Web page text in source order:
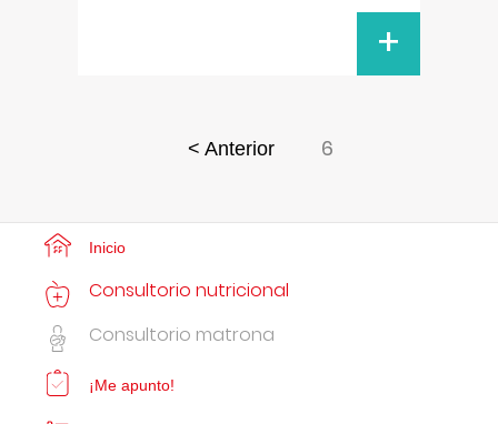
+
< Anterior 6
Inicio
Consultorio nutricional
Consultorio matrona
¡Me apunto!